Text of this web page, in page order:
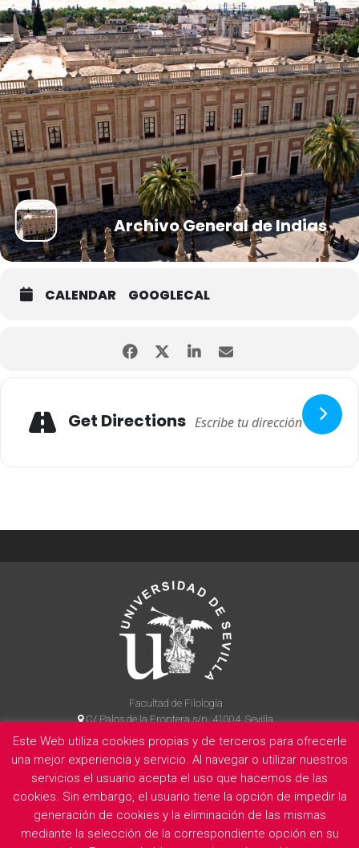
Archivo General de Indias
CALENDAR GOOGLECAL
Get Directions
Facultad de Filología
C/ Palos de la Frontera s/n, 41004, Sevilla
954 55 14 90
La Facultad Información legal Politica de privacidad Cookies
E
Este Web utiliza cookies propias y de terceros para ofrecerle
una mejor experiencia y servicio. Al navegar o utilizar nuestros
servicios el usuario acepta el uso que hacemos de las
cookies. Sin embargo, el usuario tiene la opción de impedir la
generación de cookies y la eliminación de las mismas
mediante la selección de la correspondiente opción en su